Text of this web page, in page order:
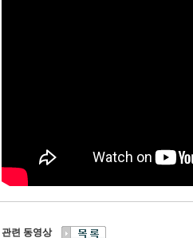
관련 동영상